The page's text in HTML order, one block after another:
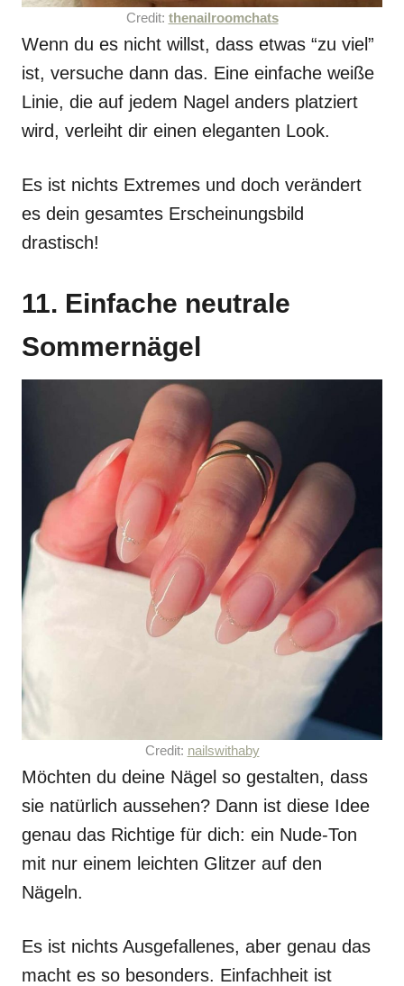
Credit: thenailroomchats
Wenn du es nicht willst, dass etwas “zu viel”
ist, versuche dann das. Eine einfache weiße
Linie, die auf jedem Nagel anders platziert
wird, verleiht dir einen eleganten Look.
Es ist nichts Extremes und doch verändert
es dein gesamtes Erscheinungsbild
drastisch!
11. Einfache neutrale
Sommernägel
Credit: nailswithaby
Möchten du deine Nägel so gestalten, dass
sie natürlich aussehen? Dann ist diese Idee
genau das Richtige für dich: ein Nude-Ton
mit nur einem leichten Glitzer auf den
Nägeln.
Es ist nichts Ausgefallenes, aber genau das
macht es so besonders. Einfachheit ist